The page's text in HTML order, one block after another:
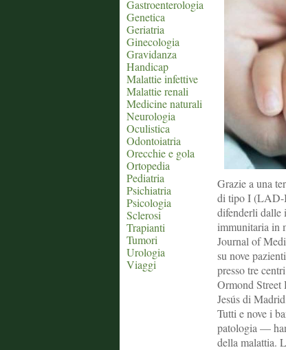
Gastroenterologia
Genetica
Geriatria
Ginecologia
Gravidanza
Handicap
Malattie infettive
Malattie renali
Medicine naturali
Neurologia
Oculistica
Odontoiatria
Orecchie e gola
Ortopedia
Pediatria
Psichiatria
Psicologia
Sclerosi
Trapianti
Tumori
Urologia
Viaggi
Grazie a una
di tipo I (LAD-
difenderli dalle
immunitaria in
Journal of
su nove
presso tre
Ormond
Jesús di
Tutti e nove i
patologia —
della malattia.